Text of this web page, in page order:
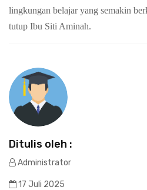
lingkungan belajar yang semakin
tutup Ibu Siti Aminah.
Ditulis oleh :
Administrator
17 Juli 2025